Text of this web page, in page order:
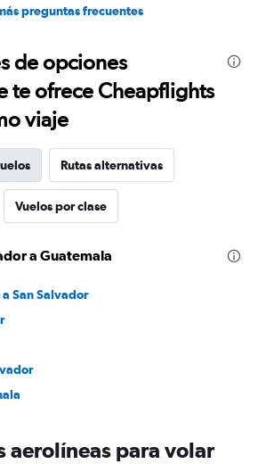
preguntas frecuentes
de opciones
te ofrece Cheapflights
viaje
Rutas alternativas
Vuelos por clase
a Guatemala
San Salvador
aerolíneas para volar